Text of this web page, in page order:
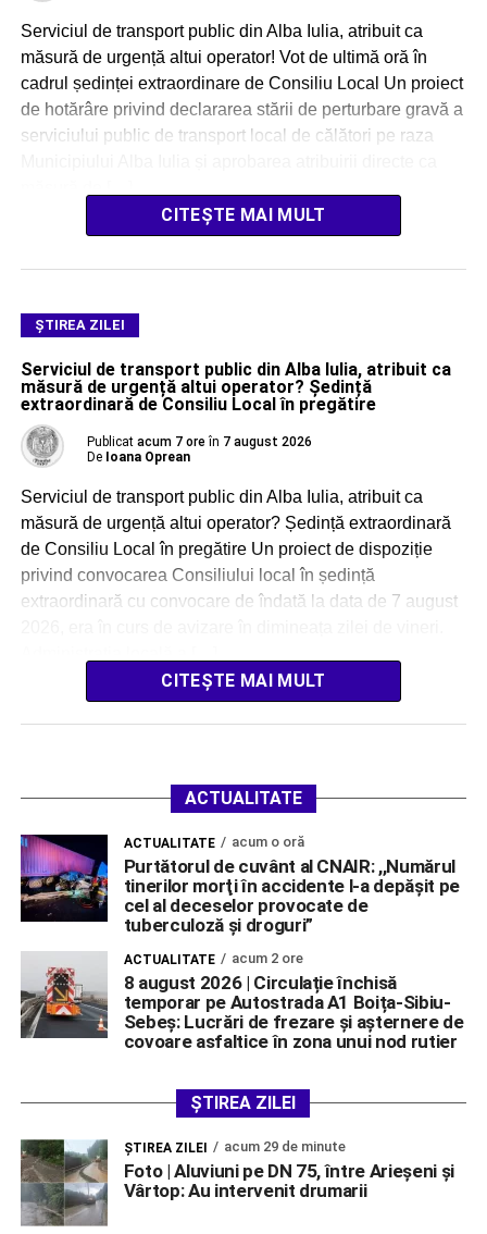
Serviciul de transport public din Alba Iulia, atribuit ca
măsură de urgență altui operator! Vot de ultimă oră în
cadrul ședinței extraordinare de Consiliu Local Un proiect
de hotărâre privind declararea stării de perturbare gravă a
serviciului public de transport local de călători pe raza
CITEȘTE MAI MULT
ŞTIREA ZILEI
Serviciul de transport public din Alba Iulia, atribuit ca
măsură de urgență altui operator? Ședință
extraordinară de Consiliu Local în pregătire
Publicat acum 7 ore în 7 august 2026
De Ioana Oprean
Serviciul de transport public din Alba Iulia, atribuit ca
măsură de urgență altui operator? Ședință extraordinară
de Consiliu Local în pregătire Un proiect de dispoziție
privind convocarea Consiliului local în ședință
extraordinară cu convocare de îndată la data de 7 august
CITEȘTE MAI MULT
ACTUALITATE
ACTUALITATE acum o oră
Purtătorul de cuvânt al CNAIR: ,,Numărul
tinerilor morţi în accidente l-a depăşit pe
cel al deceselor provocate de
tuberculoză şi droguri”
ACTUALITATE acum 2 ore
8 august 2026 | Circulație închisă
temporar pe Autostrada A1 Boița-Sibiu-
Sebeș: Lucrări de frezare și așternere de
covoare asfaltice în zona unui nod rutier
ȘTIREA ZILEI
ŞTIREA ZILEI acum 29 de minute
Foto | Aluviuni pe DN 75, între Arieșeni și
Vârtop: Au intervenit drumarii